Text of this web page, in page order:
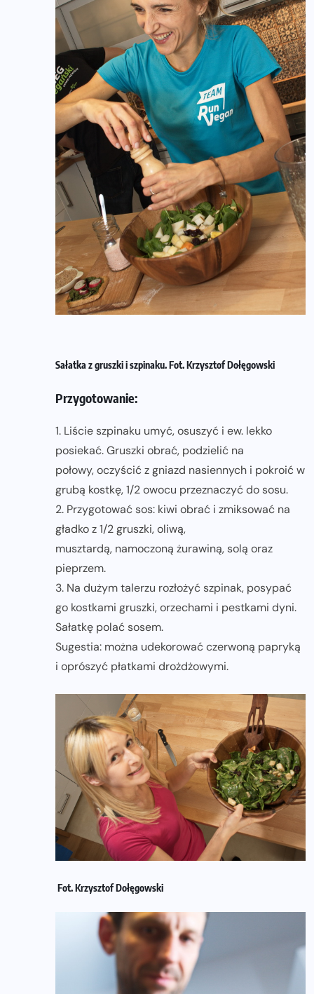
Sałatka z gruszki i szpinaku. Fot. Krzysztof Dołęgowski
Przygotowanie:
1. Liście szpinaku umyć, osuszyć i ew. lekko
posiekać. Gruszki obrać, podzielić na
połowy, oczyścić z gniazd nasiennych i pokroić w
grubą kostkę, 1/2 owocu przeznaczyć do sosu.
2. Przygotować sos: kiwi obrać i zmiksować na
gładko z 1/2 gruszki, oliwą,
musztardą, namoczoną żurawiną, solą oraz
pieprzem.
3. Na dużym talerzu rozłożyć szpinak, posypać
go kostkami gruszki, orzechami i pestkami dyni.
Sałatkę polać sosem.
Sugestia: można udekorować czerwoną papryką
i oprószyć płatkami drożdżowymi.
Fot. Krzysztof Dołęgowski